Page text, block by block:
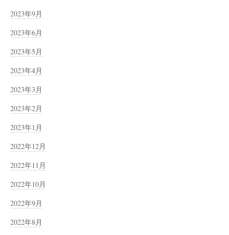
2023年9月
2023年6月
2023年5月
2023年4月
2023年3月
2023年2月
2023年1月
2022年12月
2022年11月
2022年10月
2022年9月
2022年8月